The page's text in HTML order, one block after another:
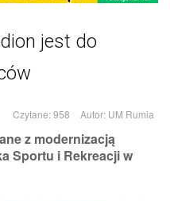
jest do
Czytane: 958 Autor: UM Rumia
z modernizacją
Sportu i Rekreacji w